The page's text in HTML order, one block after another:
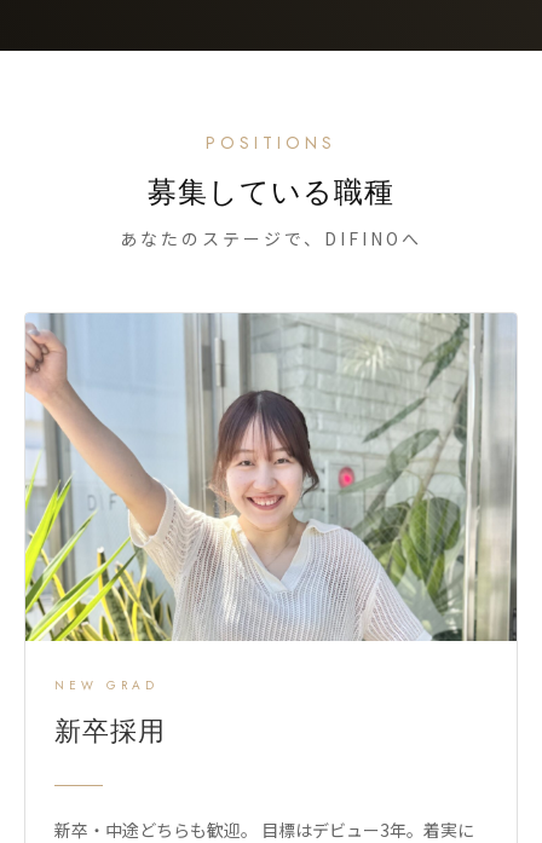
POSITIONS
募集している職種
あなたのステージで、DIFINOへ
NEW GRAD
新卒採用
新卒・中途どちらも歓迎。 目標はデビュー3年。着実に